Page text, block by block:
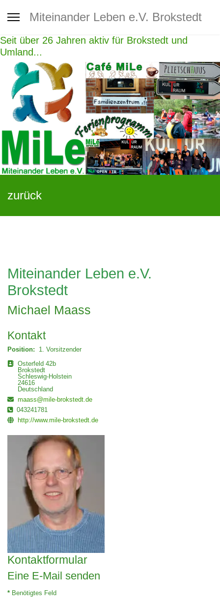
Miteinander Leben e.V. Brokstedt
MiLe
MiLe Veranstaltungskalender
- Spenden -
item active">
zurück
Seit über 26 Jahren aktiv für Brokstedt und
Umland...
zurück
Miteinander Leben e.V.
Brokstedt
Michael Maass
Kontakt
Position:
1. Vorsitzender
Adresse
Osterfeld 42b
Brokstedt
Schleswig-Holstein
24616
Deutschland
E-Mail
maass@mile-brokstedt.de
Telefon
043241781
Website
http://www.mile-brokstedt.de
Kontaktformular
Eine E-Mail senden
* Benötigtes Feld